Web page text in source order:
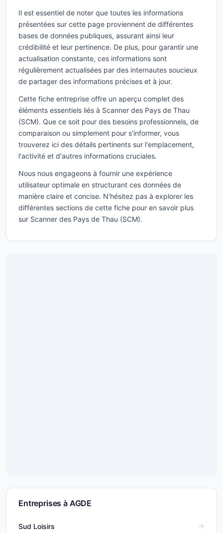
Il est essentiel de noter que toutes les informations
présentées sur cette page proviennent de différentes
bases de données publiques, assurant ainsi leur
crédibilité et leur pertinence. De plus, pour garantir une
actualisation constante, ces informations sont
régulièrement actualisées par des internautes soucieux
de partager des informations précises et à jour.
Cette fiche entreprise offre un aperçu complet des
éléments essentiels liés à Scanner des Pays de Thau
(SCM). Que ce soit pour des besoins professionnels, de
comparaison ou simplement pour s'informer, vous
trouverez ici des détails pertinents sur l'emplacement,
l'activité et d'autres informations cruciales.
Nous nous engageons à fournir une expérience
utilisateur optimale en structurant ces données de
manière claire et concise. N'hésitez pas à explorer les
différentes sections de cette fiche pour en savoir plus
sur Scanner des Pays de Thau (SCM).
Entreprises à AGDE
Sud Loisirs